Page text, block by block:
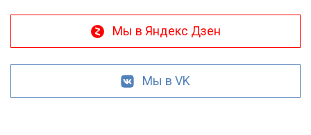
Мы в Яндекс Дзен
Мы в VK